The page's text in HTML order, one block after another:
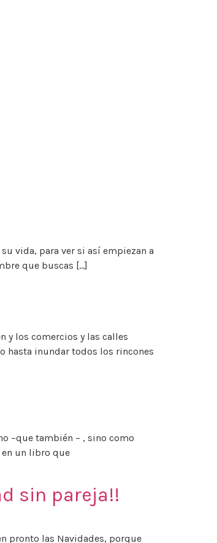
vida, para ver si así empiezan a
que buscas […]
y los comercios y las calles
hasta inundar todos los rincones
–que también – , sino como
un libro que
sin pareja!!
pronto las Navidades, porque